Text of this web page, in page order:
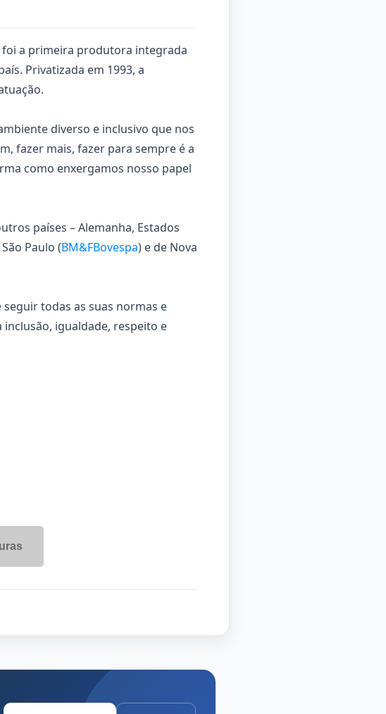
foi a primeira produtora integrada
Privatizada em 1993, a
diverso e inclusivo que nos
fazer mais, fazer para sempre é a
como enxergamos nosso papel
países – Alemanha, Estados
Paulo (BM&FBovespa) e de Nova
seguir todas as suas normas e
igualdade, respeito e